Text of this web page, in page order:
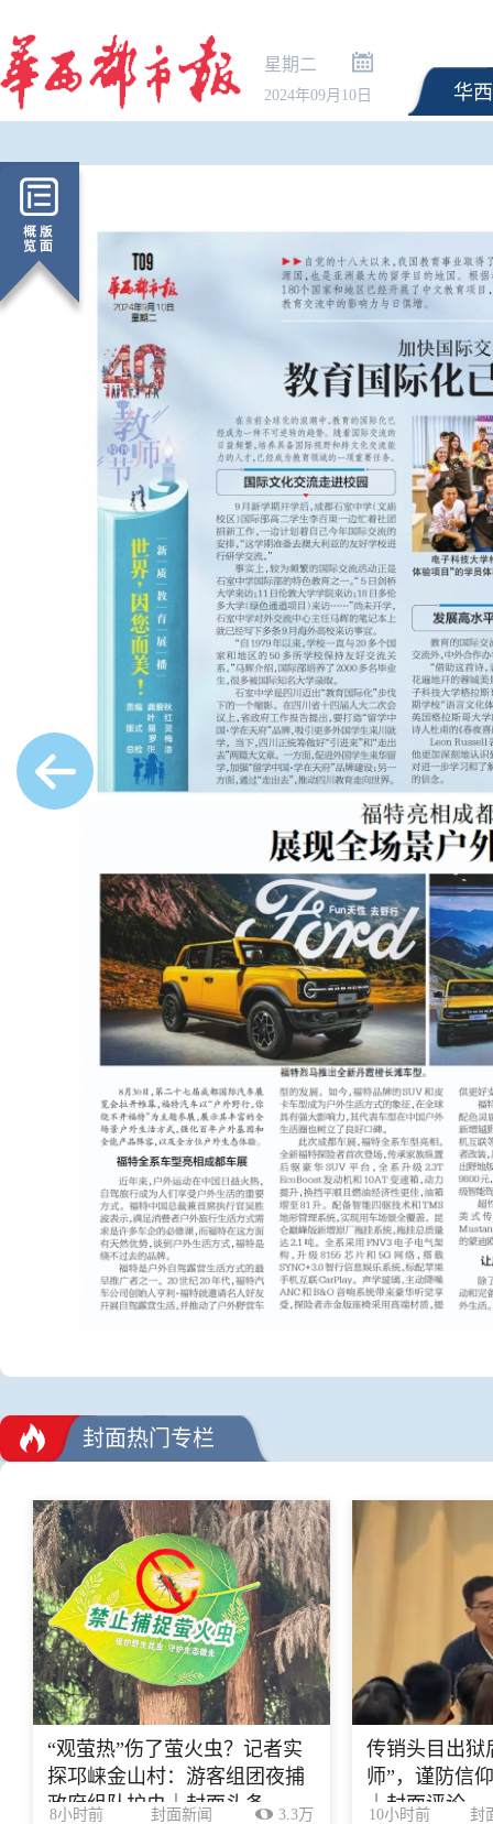
星期二
2024年09月10日 华
封面热门专栏
“观萤热”伤了萤火虫？记者实
探邛崃金山村：游客组团夜捕
政府组队护虫｜封面头条
8小时前 封面新闻 3.3万
传销头目出狱
师”，谨防信
｜封面评论
10小时前 封